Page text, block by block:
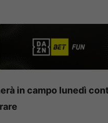
in campo lunedì